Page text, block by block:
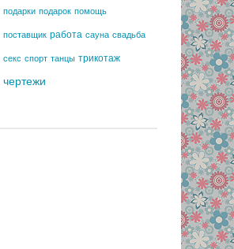
подарки подарок помощь
поставщик работа сауна свадьба
секс спорт танцы трикотаж
чертежи